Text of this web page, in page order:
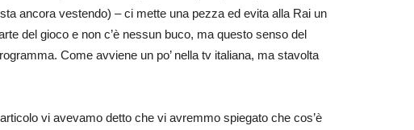
ancora vestendo) – ci mette una pezza ed evita alla Rai un
del gioco e non c’è nessun buco, ma questo senso del
Come avviene un po’ nella tv italiana, ma stavolta
vi avevamo detto che vi avremmo spiegato che cos’è